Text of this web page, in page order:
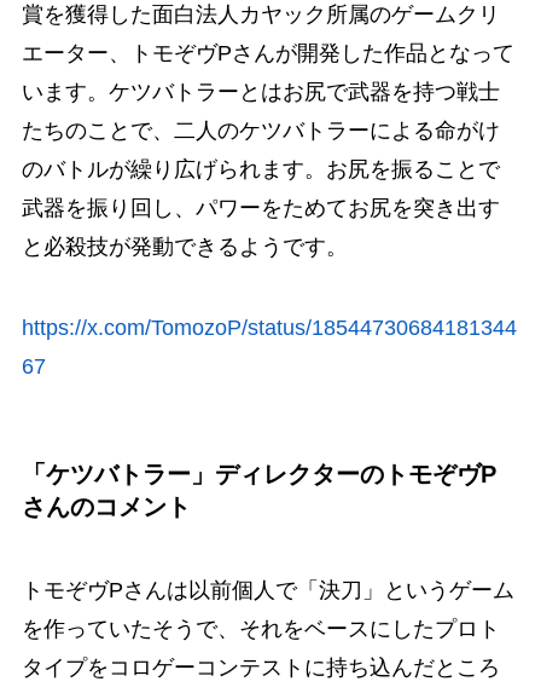
賞を獲得した面白法人カヤック所属のゲームクリ
エーター、トモぞヴPさんが開発した作品となって
います。ケツバトラーとはお尻で武器を持つ戦士
たちのことで、二人のケツバトラーによる命がけ
のバトルが繰り広げられます。お尻を振ることで
武器を振り回し、パワーをためてお尻を突き出す
と必殺技が発動できるようです。
https://x.com/TomozoP/status/18544730684181344
67
「ケツバトラー」ディレクターのトモぞヴP
さんのコメント
トモぞヴPさんは以前個人で「決刀」というゲーム
を作っていたそうで、それをベースにしたプロト
タイプをコロゲーコンテストに持ち込んだところ